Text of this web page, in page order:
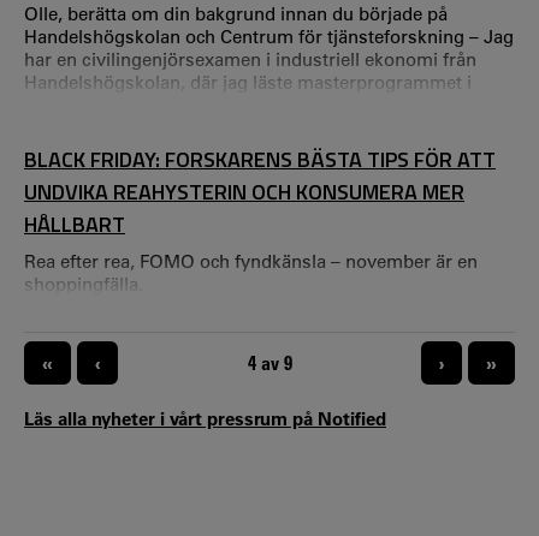
Olle, berätta om din bakgrund innan du började på
Handelshögskolan och Centrum för tjänsteforskning – Jag
har en civilingenjörsexamen i industriell ekonomi från
Handelshögskolan, där jag läste masterprogrammet i
förstaårsstudenter, vilket var både roligt och lärorikt.
BLACK FRIDAY: FORSKARENS BÄSTA TIPS FÖR ATT
UNDVIKA REAHYSTERIN OCH KONSUMERA MER
HÅLLBART
Rea efter rea, FOMO och fyndkänsla – november är en
shoppingfälla.
PAGINERING
« ‹ NUVARANDE SIDA
4 av 9 › »
Läs alla nyheter i vårt pressrum på Notified